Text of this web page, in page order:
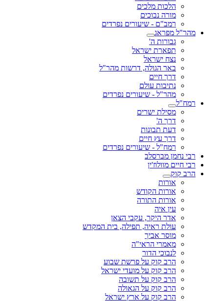
הלכות מלכים
מורה נבוכים
רמב"ם - שיעורים נפרדים
מהר"ל מפראג
גבורות ה'
תפארת ישראל
נצח ישראל
באר הגולה, דרשות מהר"ל
דרך חיים
נתיבות עולם
מהר"ל - שיעורים נפרדים
רמח"ל
מסילת ישרים
דרך ה'
דעת תבונות
דרך עץ חיים
רמח"ל - שיעורים נפרדים
רבי נחמן מברסלב
רבי חיים מוולוז'ין
הרב קוק
אורות
אורות הקודש
אורות התורה
עין איה
אדר היקר, עקבי הצאן
עולת ראיה, תפילה, בית המקדש
מוסר אביך
מאמרי הראי"ה
לנבוכי הדור
הרב קוק על פרשת שבוע
הרב קוק על מועדי ישראל
הרב קוק על תשובה
הרב קוק על הגאולה
הרב קוק על ארץ ישראל